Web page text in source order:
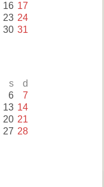
16 17
23 24
30 31
s d
6 7
13 14
20 21
27 28